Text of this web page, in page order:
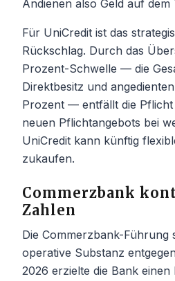
Andienen also Geld auf dem
Für UniCredit ist das
Rückschlag. Durch das
Prozent-Schwelle — die
Direktbesitz und
Prozent — entfällt die Pflicht
neuen Pflichtangebots bei
UniCredit kann künftig
zukaufen.
Commerzbank
Zahlen
Die Commerzbank-
operative Substanz
2026 erzielte die Bank